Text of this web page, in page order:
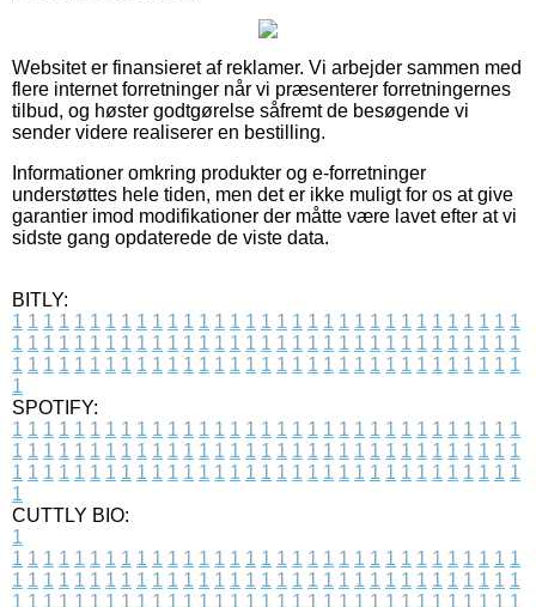
Websitet er finansieret af reklamer. Vi arbejder sammen med
flere internet forretninger når vi præsenterer forretningernes
tilbud, og høster godtgørelse såfremt de besøgende vi
sender videre realiserer en bestilling.
Informationer omkring produkter og e-forretninger
understøttes hele tiden, men det er ikke muligt for os at give
garantier imod modifikationer der måtte være lavet efter at vi
sidste gang opdaterede de viste data.
BITLY:
1 1 1 1 1 1 1 1 1 1 1 1 1 1 1 1 1 1 1 1 1 1 1 1 1 1 1 1 1 1 1 1 1
1 1 1 1 1 1 1 1 1 1 1 1 1 1 1 1 1 1 1 1 1 1 1 1 1 1 1 1 1 1 1 1 1
1 1 1 1 1 1 1 1 1 1 1 1 1 1 1 1 1 1 1 1 1 1 1 1 1 1 1 1 1 1 1 1 1
1
SPOTIFY:
1 1 1 1 1 1 1 1 1 1 1 1 1 1 1 1 1 1 1 1 1 1 1 1 1 1 1 1 1 1 1 1 1
1 1 1 1 1 1 1 1 1 1 1 1 1 1 1 1 1 1 1 1 1 1 1 1 1 1 1 1 1 1 1 1 1
1 1 1 1 1 1 1 1 1 1 1 1 1 1 1 1 1 1 1 1 1 1 1 1 1 1 1 1 1 1 1 1 1
1
CUTTLY BIO:
1
1 1 1 1 1 1 1 1 1 1 1 1 1 1 1 1 1 1 1 1 1 1 1 1 1 1 1 1 1 1 1 1 1
1 1 1 1 1 1 1 1 1 1 1 1 1 1 1 1 1 1 1 1 1 1 1 1 1 1 1 1 1 1 1 1 1
1 1 1 1 1 1 1 1 1 1 1 1 1 1 1 1 1 1 1 1 1 1 1 1 1 1 1 1 1 1 1 1 1